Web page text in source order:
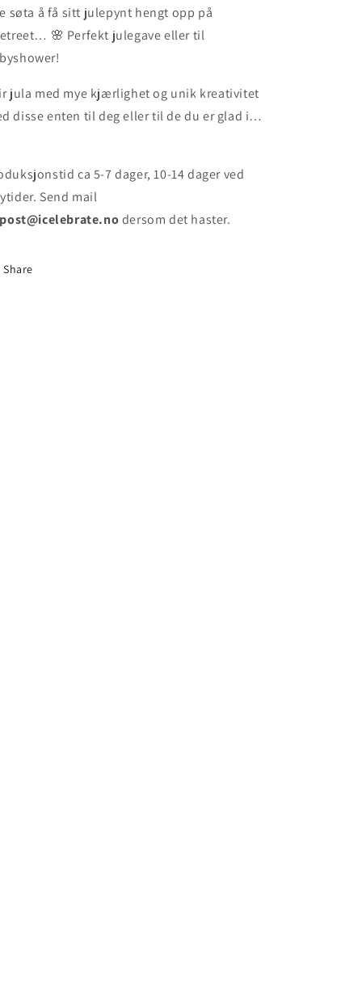
BABY
BABY
BODY
søta å få sitt julepynt hengt opp på
🌸 Perfekt julegave eller til
jula med mye kjærlighet og unik kreativitet
disse enten til deg eller til de du er glad i…
ca 5-7 dager, 10-14 dager ved
Send mail
post@icelebrate.nodersom det haster.
Share